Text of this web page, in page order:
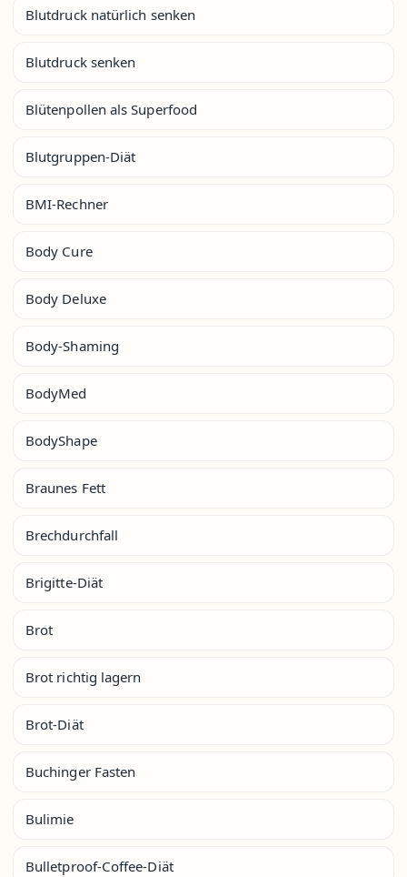
Blutdruck natürlich senken
Blutdruck senken
Blütenpollen als Superfood
Blutgruppen-Diät
BMI-Rechner
Body Cure
Body Deluxe
Body-Shaming
BodyMed
BodyShape
Braunes Fett
Brechdurchfall
Brigitte-Diät
Brot
Brot richtig lagern
Brot-Diät
Buchinger Fasten
Bulimie
Bulletproof-Coffee-Diät